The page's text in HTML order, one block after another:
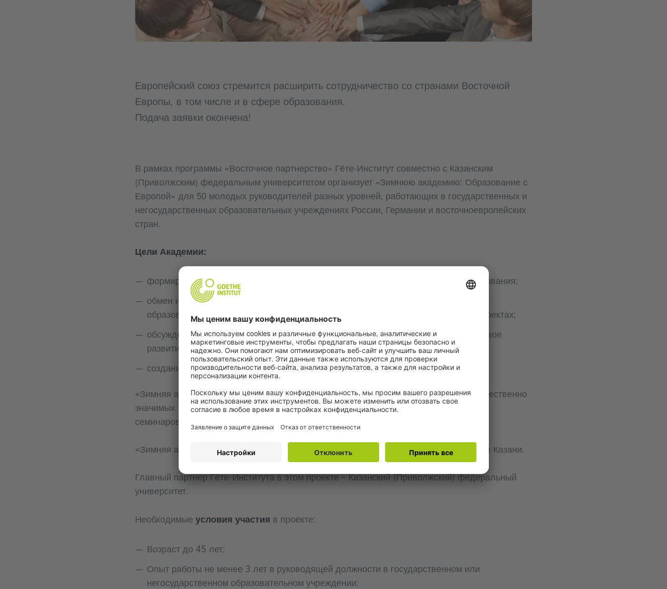
Европейский союз стремится расширить сотрудничество со странами Восточной
Европы, в том числе и в сфере образования.
Подача заявки окончена!
В рамках программы «Восточное партнерство» Гёте-Институт совместно с Казанским
(Приволжским) федеральным университетом организует «Зимнюю академию: Образование с
Европой» для 50 молодых руководителей разных уровней, работающих в государственных и
негосударственных образовательных учреждениях России, Германии и восточноевропейских
стран.
Цели Академии:
формирование доверительного диалога между руководителями в области образования;
обмен информацией об инновациях в системе образования, существующих
образовательных программах, опыте участия в международных программах и проектах;
обсуждение целей и сфер деятельности образования, направленного на устойчивое
развитие в будущем;
создание условий для дальнейшего сетевого сотрудничества.
«Зимняя академия: Образование с Европой» включает обсуждение актуальных общественно
значимых тем в форме парламентской модели, подиумных дискуссий, практических
семинаров.
«Зимняя академия: Образование с Европой» пройдет с 9 по 11 декабря 2016 года в Казани.
Главный партнер Гёте-Института в этом проекте – Казанский (Приволжский) федеральный
университет.
Необходимые условия участия в проекте:
Возраст до 45 лет;
Опыт работы не менее 3 лет в руководящей должности в государственном или
негосударственном образовательном учреждении;